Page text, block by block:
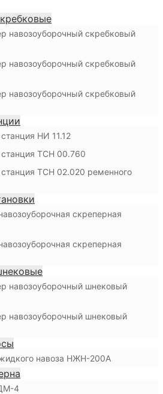
навозоуборочный скребковый
навозоуборочный скребковый
навозоуборочный скребковый
НИ 11.12
ТСН 00.760
ТСН 02.020 ременного
скреперная
скреперная
навозоуборочный шнековый
навозоуборочный шнековый
навоза НЖН-200А
4